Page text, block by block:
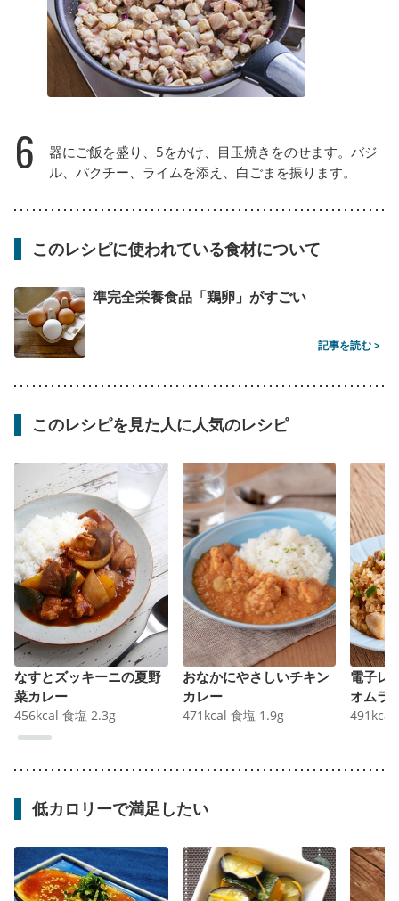
6
器にご飯を盛り、5をかけ、目玉焼きをのせます。バジ
ル、パクチー、ライムを添え、白ごまを振ります。
このレシピに使われている食材について
準完全栄養食品「鶏卵」がすごい
記事を読む >
このレシピを見た人に人気のレシピ
なすとズッキーニの夏野
菜カレー
456kcal 食塩 2.3g
おなかにやさしいチキン
カレー
471 kcal 食塩 1.9g
電子レ
オムラ
491 kcal
低カロリーで満足したい